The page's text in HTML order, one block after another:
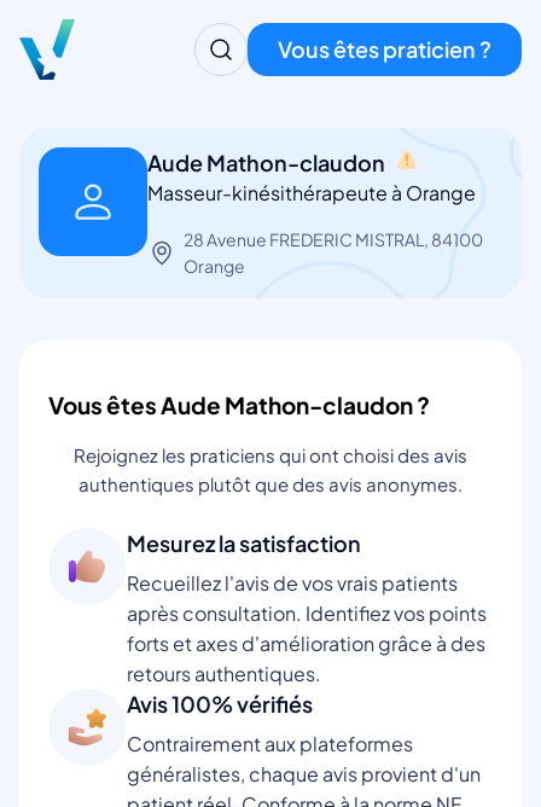
Vous êtes praticien ?
Aude Mathon-claudon
Masseur-kinésithérapeute à Orange
28 Avenue FREDERIC MISTRAL, 84100
Orange
Vous êtes Aude Mathon-claudon ?
Rejoignez les praticiens qui ont choisi des avis
authentiques plutôt que des avis anonymes.
Mesurez la satisfaction
Recueillez l'avis de vos vrais patients
après consultation. Identifiez vos points
forts et axes d'amélioration grâce à des
retours authentiques.
Avis 100% vérifiés
Contrairement aux plateformes
généralistes, chaque avis provient d'un